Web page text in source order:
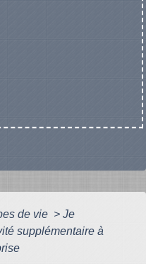
de vie > Je
supplémentaire à